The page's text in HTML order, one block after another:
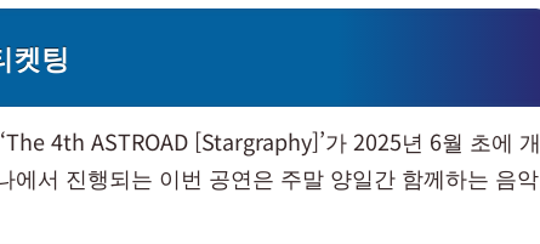
켓팅
4th ASTROAD [Stargraphy]’가 2025년 6월 초에 개
에서 진행되는 이번 공연은 주말 양일간 함께하는 음악